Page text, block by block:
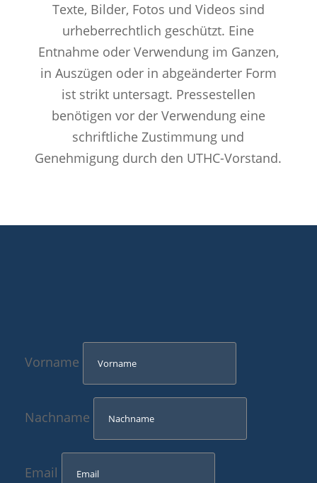
Texte, Bilder, Fotos und Videos sind
urheberrechtlich geschützt. Eine
Entnahme oder Verwendung im Ganzen,
in Auszügen oder in abgeänderter Form
ist strikt untersagt. Pressestellen
benötigen vor der Verwendung eine
schriftliche Zustimmung und
Genehmigung durch den UTHC-Vorstand.
Vorname
Nachname
Email